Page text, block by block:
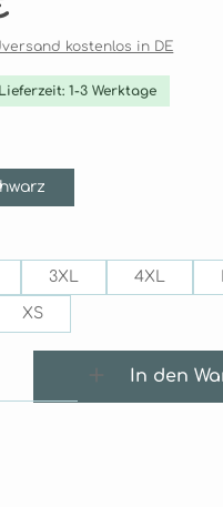
kostenlos in DE
1-3 Werktage
3XL 4XL
XS
Gib den
In den